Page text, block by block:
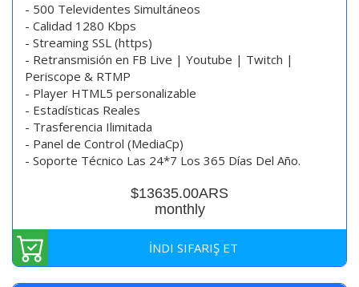
- 500 Televidentes Simultáneos
- Calidad 1280 Kbps
- Streaming SSL (https)
- Retransmisión en FB Live | Youtube | Twitch |
Periscope & RTMP
- Player HTML5 personalizable
- Estadísticas Reales
- Trasferencia Ilimitada
- Panel de Control (MediaCp)
- Soporte Técnico Las 24*7 Los 365 Días Del Año.
$13635.00ARS
monthly
İNDI SIFARIŞ ET